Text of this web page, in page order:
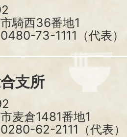
騎西36番地1
73-1111（代表）
支所
麦倉1481番地1
62-2111（代表）